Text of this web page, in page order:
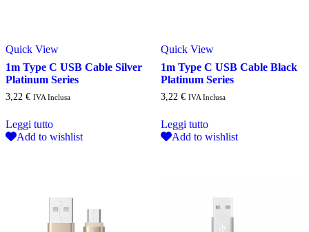
Quick View
1m Type C USB Cable Silver
Platinum Series
3,22 € IVA Inclusa
Leggi tutto
Add to wishlist
Quick View
1m Type C USB Cable Black
Platinum Series
3,22 € IVA Inclusa
Leggi tutto
Add to wishlist